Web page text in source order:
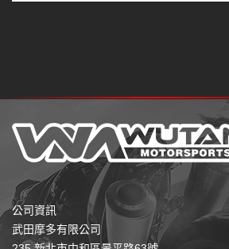
公司資訊
武田摩多有限公司